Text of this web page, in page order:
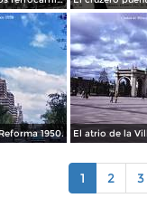
1950.
1 2 3